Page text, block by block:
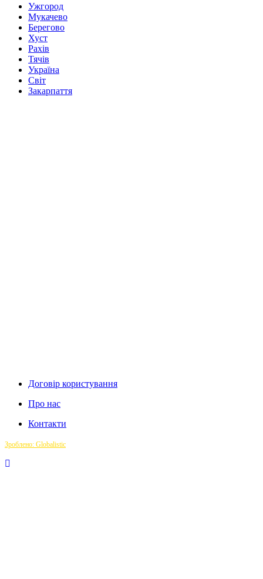
Ужгород
Мукачево
Берегово
Хуст
Рахів
Тячів
Україна
Світ
Закарпаття
Договір користування
Про нас
Контакти
Зроблено: Globalistic